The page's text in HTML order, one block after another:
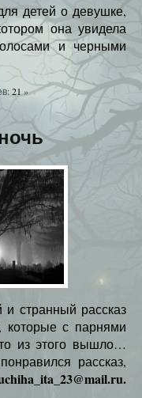
детей о девушке,
она увидела
и черными
21 »
странный рассказ
которые с парнями
из этого вышло…
рассказ,